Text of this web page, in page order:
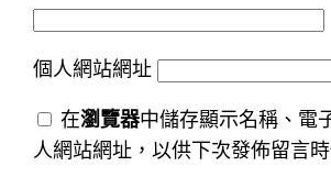
個人網站網址
在瀏覽器中儲存顯示名稱、電
人網站網址，以供下次發佈留言時